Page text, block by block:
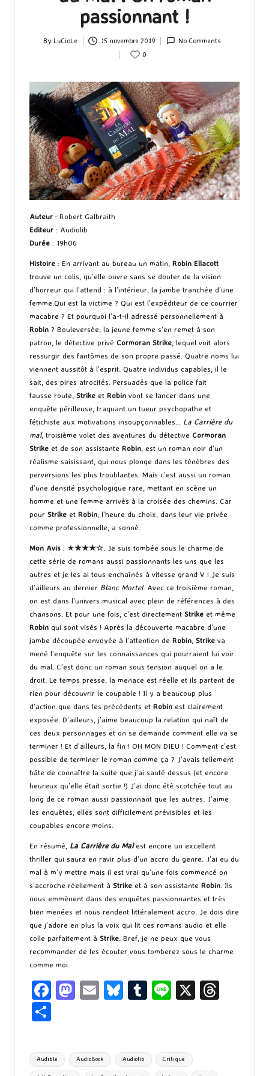
passionnant !
Posted
By LuCioLe 15 novembre 2019
No Comments
0
Auteur : Robert Galbraith
Editeur : Audiolib
Durée : 19h06
Histoire : En arrivant au bureau un matin, Robin Ellacott
trouve un colis, qu’elle ouvre sans se douter de la vision
d’horreur qui l’attend : à l’intérieur, la jambe tranchée d’une
femme.Qui est la victime ? Qui est l’expéditeur de ce courrier
macabre ? Et pourquoi l’a-t-il adressé personnellement à
Robin ? Bouleversée, la jeune femme s’en remet à son
patron, le détective privé Cormoran Strike, lequel voit alors
ressurgir des fantômes de son propre passé. Quatre noms lui
viennent aussitôt à l’esprit. Quatre individus capables, il le
sait, des pires atrocités. Persuadés que la police fait
fausse route, Strike et Robin vont se lancer dans une
enquête périlleuse, traquant un tueur psychopathe et
fétichiste aux motivations insoupçonnables… La Carrière du
mal, troisième volet des aventures du détective Cormoran
Strike et de son assistante Robin, est un roman noir d’un
réalisme saisissant, qui nous plonge dans les ténèbres des
perversions les plus troublantes. Mais c’est aussi un roman
d’une densité psychologique rare, mettant en scène un
homme et une femme arrivés à la croisée des chemins. Car
pour Strike et Robin, l’heure du choix, dans leur vie privée
comme professionnelle, a sonné.
Mon Avis : ★★★★☆. Je suis tombée sous le charme de
cette série de romans aussi passionnants les uns que les
autres et je les ai tous enchaînés à vitesse grand V ! Je suis
d’ailleurs au dernier Blanc Mortel. Avec ce troisième roman,
on est dans l’univers musical avec plein de références à des
chansons. Et pour une fois, c’est directement Strike et même
Robin qui sont visés ! Après la découverte macabre d’une
jambe découpée envoyée à l’attention de Robin, Strike va
mené l’enquête sur les connaissances qui pourraient lui voir
du mal. C’est donc un roman sous tension auquel on a le
droit. Le temps presse, la menace est réelle et ils partent de
rien pour découvrir le coupable ! Il y a beaucoup plus
d’action que dans les précédents et Robin est clairement
exposée. D’ailleurs, j’aime beaucoup la relation qui naît de
ces deux personnages et on se demande comment elle va se
terminer ! Et d’ailleurs, la fin ! OH MON DIEU ! Comment c’est
possible de terminer le roman comme ça ? J’avais tellement
hâte de connaître la suite que j’ai sauté dessus (et encore
heureux qu’elle était sortie !) J’ai donc été scotchée tout au
long de ce roman aussi passionnant que les autres. J’aime
les enquêtes, elles sont difficilement prévisibles et les
coupables encore moins.
En résumé, La Carrière du Malest encore un excellent
thriller qui saura en ravir plus d’un accro du genre. J’ai eu du
mal à m’y mettre mais il est vrai qu’une fois commencé on
s’accroche réellement à Strike et à son assistante Robin. Ils
nous emmènent dans des enquêtes passionnantes et très
bien menées et nous rendent littéralement accro. Je dois dire
que j’adore en plus la voix qui lit ces romans audio et elle
colle parfaitement à Strike. Bref, je ne peux que vous
recommander de les écouter vous tomberez sous le charme
comme moi.
Fa
o
o
M
d
o
E
l
Bl
ky
T
bl
r
Li X
ta
g
Tags:
Audible AudioBook Audiolib Critique